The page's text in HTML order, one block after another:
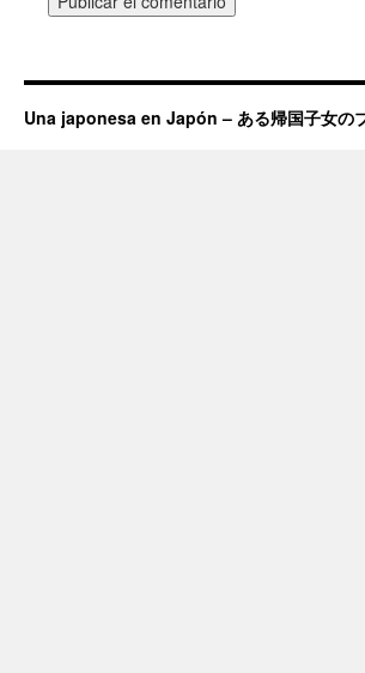
Una japonesa en Japón – ある帰国子女の